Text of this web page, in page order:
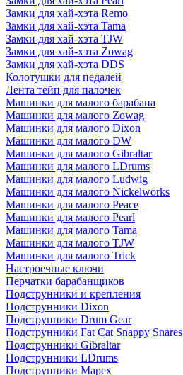
Замки для хай-хэта Remo
Замки для хай-хэта Tama
Замки для хай-хэта TJW
Замки для хай-хэта Zowag
Замки для хай-хэта DDS
Колотушки для педалей
Лента тейп для палочек
Машинки для малого барабана
Машинки для малого Zowag
Машинки для малого Dixon
Машинки для малого DW
Машинки для малого Gibraltar
Машинки для малого LDrums
Машинки для малого Ludwig
Машинки для малого Nickelworks
Машинки для малого Peace
Машинки для малого Pearl
Машинки для малого Tama
Машинки для малого TJW
Машинки для малого Trick
Настроечные ключи
Перчатки барабанщиков
Подструнники и крепления
Подструнники Dixon
Подструнники Drum Gear
Подструнники Fat Cat Snappy Snares
Подструнники Gibraltar
Подструнники LDrums
Подструнники Mapex